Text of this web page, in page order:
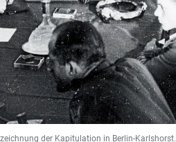
der Kapitulation in Berlin-